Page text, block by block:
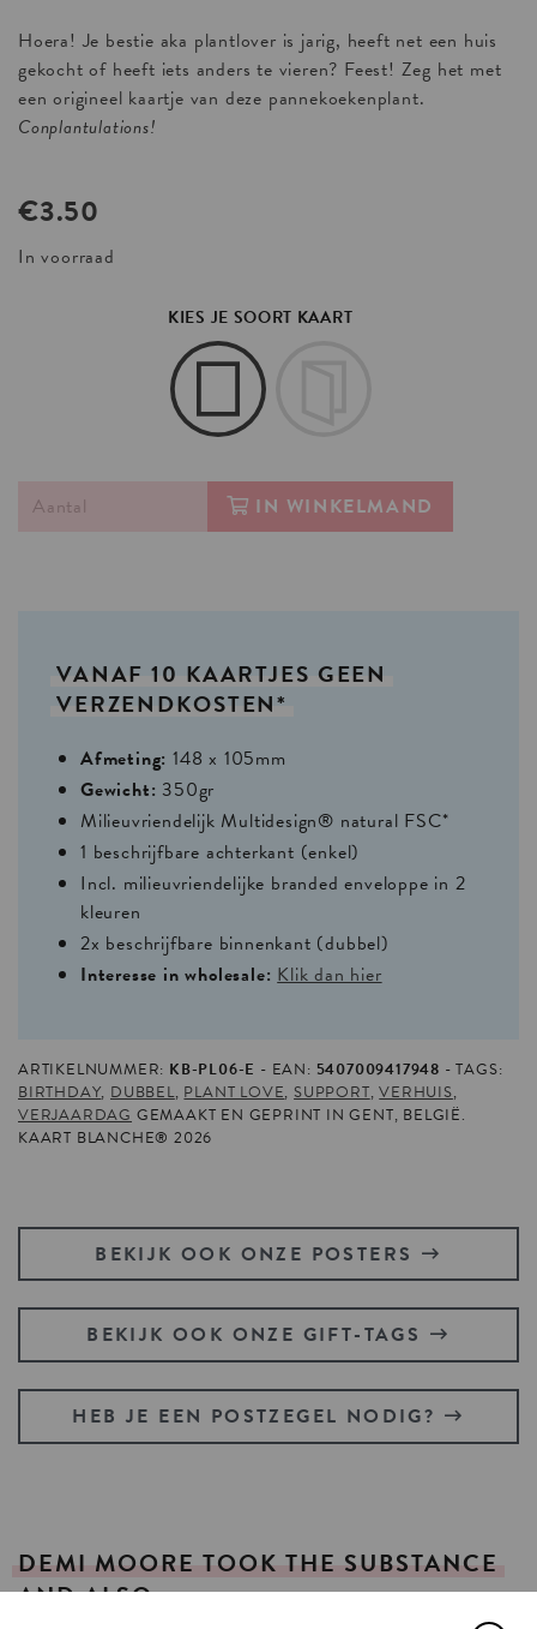
Hoera! Je bestie aka plantlover is jarig, heeft net een huis
gekocht of heeft iets anders te vieren? Feest! Zeg het met
een origineel kaartje van deze pannekoekenplant.
Conplantulations!
€3.50
In voorraad
KIES JE SOORT KAART
IN WINKELMAND
VANAF 10 KAARTJES GEEN
VERZENDKOSTEN*
Afmeting: 148 x 105mm
Gewicht: 350gr
Milieuvriendelijk Multidesign® natural FSC*
1 beschrijfbare achterkant (enkel)
Incl. milieuvriendelijke branded enveloppe in 2
kleuren
2x beschrijfbare binnenkant (dubbel)
Interesse in wholesale: Klik dan hier
ARTIKELNUMMER: KB-PL06-E EAN: 5407009417948
TAGS:
BIRTHDAY, DUBBEL, PLANT LOVE, SUPPORT,VERHUIS,
VERJAARDAG GEMAAKT EN GEPRINT IN GENT, BELGIË.
KAART BLANCHE® 2026
BEKIJK OOK ONZE POSTERS
BEKIJK OOK ONZE GIFT-TAGS
HEB JE EEN POSTZEGEL NODIG?
DEMI MOORE TOOK THE SUBSTANCE
AND ALSO